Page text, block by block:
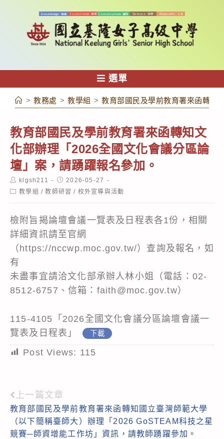
容
選單
> 教務處 > 教學組 > 教育部國民及學前教育署來函轉知
教育部國民及學前教育署來函轉知文
化部辦理「2026全國文化會議分區論
壇」案，請踴躍報名參加。
Post
author:
klgsh211
Post
published:
2026-05-27
Post教學組 / 教師研習 / 校外宣導與活動
檢附旨揭論壇會議一覽表及日程表各1份，相關
詳細資訊請至官網
（https://nccwp.moc.gov.tw/）查詢及報名，如
有
未盡事宜請洽文化部承辦人林小姐（電話：02-
8512-6757、信箱：faith@moc.gov.tw）
115-4105「2026全國文化會議分區論壇會議一
覽表及日程表」
下載
Post Views: 115
Read
more
articles
上一篇文章
教育部國民及學前教育署來函轉知國立臺灣師範大學
（以下簡稱臺師大）辦理「2026 GoSTEAM科技之星
競賽─師資增能工作坊」資訊，請教師踴躍參加。